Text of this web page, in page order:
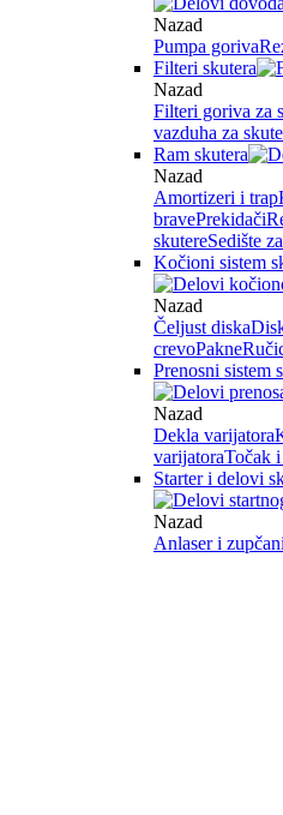
Nazad
Pumpa goriva
Filteri skutera
Nazad
Filteri goriva za
vazduha za
Ram skutera
Nazad
Amortizeri i trap
bravePrekidači
skutereSedište
Kočioni sistem
Nazad
Čeljust diska
crevoPakne
Prenosni sistem
Nazad
Dekla varijatora
varijatoraTočak
Starter i delovi
Nazad
Anlaser i